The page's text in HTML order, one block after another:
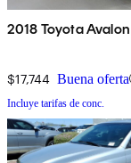
2018 Toyota Avalon
$17,744 Buena oferta
Incluye tarifas de conc.